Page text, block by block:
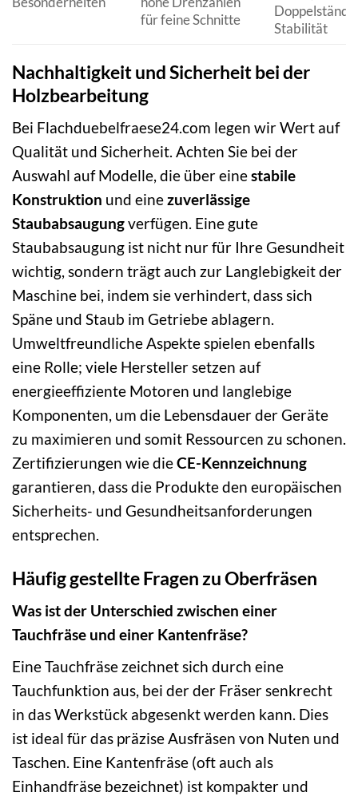
für feine Schnitte
Stabilität
Nachhaltigkeit und Sicherheit bei der
Holzbearbeitung
Bei Flachduebelfraese24.com legen wir Wert auf
Qualität und Sicherheit. Achten Sie bei der
Auswahl auf Modelle, die über einestabile
Konstruktion und einezuverlässige
Staubabsaugungverfügen. Eine gute
Staubabsaugung ist nicht nur für Ihre Gesundheit
wichtig, sondern trägt auch zur Langlebigkeit der
Maschine bei, indem sie verhindert, dass sich
Späne und Staub im Getriebe ablagern.
Umweltfreundliche Aspekte spielen ebenfalls
eine Rolle; viele Hersteller setzen auf
energieeffiziente Motoren und langlebige
Komponenten, um die Lebensdauer der Geräte
zu maximieren und somit Ressourcen zu schonen.
Zertifizierungen wie dieCE-Kennzeichnung
garantieren, dass die Produkte den europäischen
Sicherheits- und Gesundheitsanforderungen
entsprechen.
Häufig gestellte Fragen zu Oberfräsen
Was ist der Unterschied zwischen einer
Tauchfräse und einer Kantenfräse?
Eine Tauchfräse zeichnet sich durch eine
Tauchfunktion aus, bei der der Fräser senkrecht
in das Werkstück abgesenkt werden kann. Dies
ist ideal für das präzise Ausfräsen von Nuten und
Taschen. Eine Kantenfräse (oft auch als
Einhandfräse bezeichnet) ist kompakter und